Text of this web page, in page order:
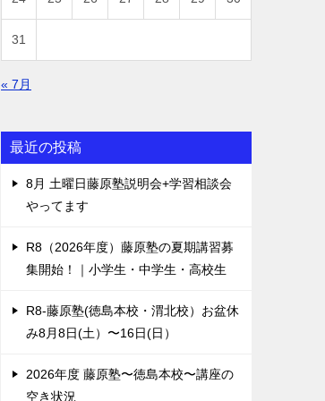
31
« 7月
最近の投稿
8月 土曜日藤原塾説明会+学習相談会
やってます
R8（2026年度）藤原塾の夏期講習募
集開始！｜小学生・中学生・高校生
R8-藤原塾(徳島本校・渭北校）お盆休
み8月8日(土）〜16日(日）
2026年度 藤原塾〜徳島本校〜講座の
空き状況